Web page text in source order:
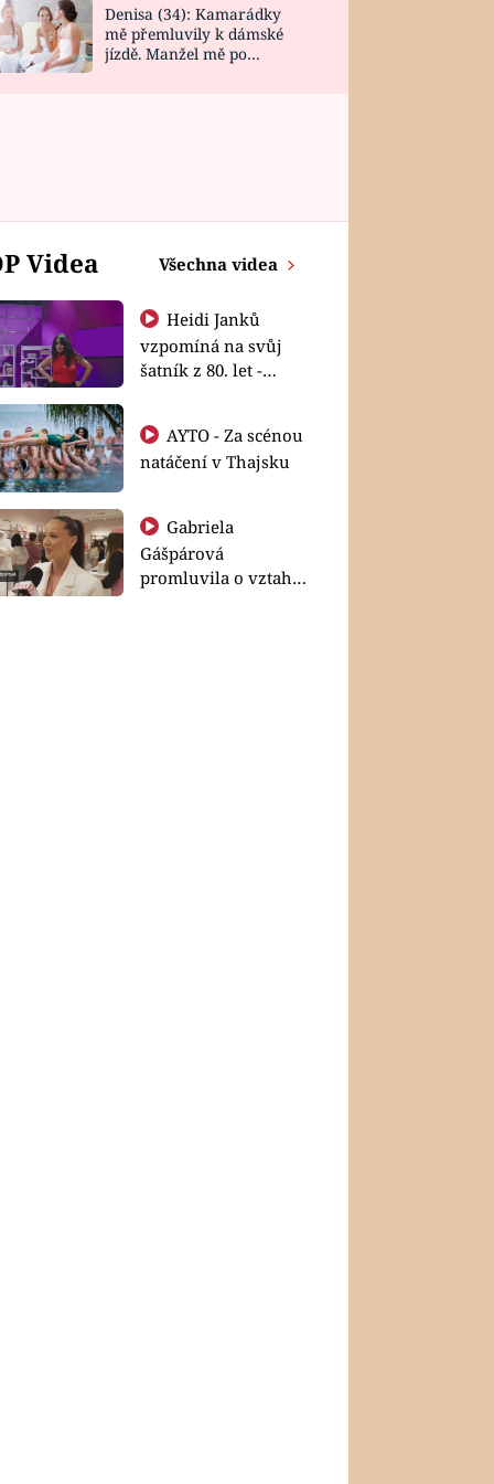
Denisa (34): Kamarádky
mě přemluvily k dámské
jízdě. Manžel mě po
Videa Všechna videa
Heidi Janků
vzpomíná na svůj
šatník z 80. let -
natáčení v Thajsku
Gabriela
Gášpárová
promluvila o vztahu